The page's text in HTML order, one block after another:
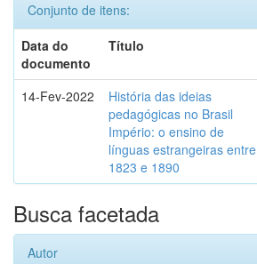
Conjunto de itens:
Data do
documento
Título
14-Fev-2022
História das ideias
pedagógicas no Brasil
Império: o ensino de
línguas estrangeiras entre
1823 e 1890
Busca facetada
Autor